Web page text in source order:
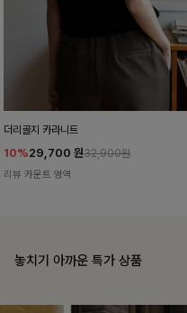
더리골지 카라니트
10%29,700 원32,900원
리뷰 카운트 영역
놓치기 아까운 특가 상품